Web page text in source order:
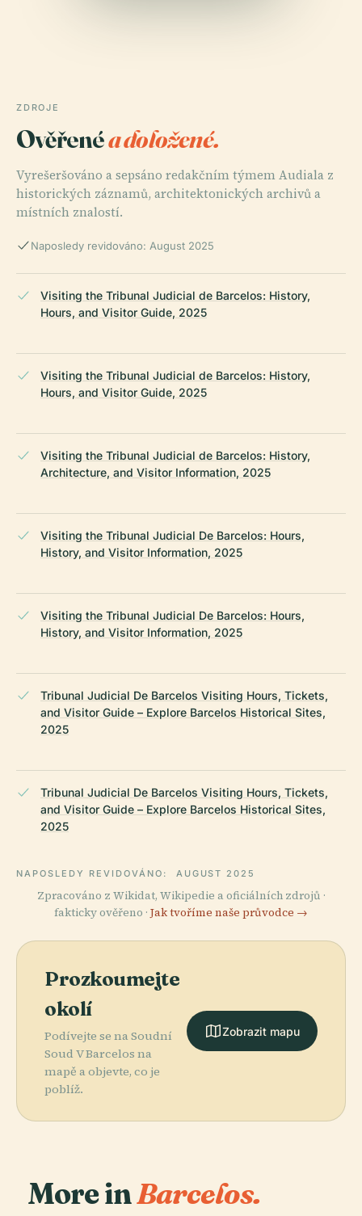
ZDROJE
Ověřenéa doložené.
Vyrešeršováno a sepsáno redakčním týmem Audiala z
historických záznamů, architektonických archivů a
místních znalostí.
Naposledy revidováno: August 2025
Visiting the Tribunal Judicial de Barcelos: History,
Hours, and Visitor Guide, 2025
Visiting the Tribunal Judicial de Barcelos: History,
Hours, and Visitor Guide, 2025
Visiting the Tribunal Judicial de Barcelos: History,
Architecture, and Visitor Information, 2025
Visiting the Tribunal Judicial De Barcelos: Hours,
History, and Visitor Information, 2025
Visiting the Tribunal Judicial De Barcelos: Hours,
History, and Visitor Information, 2025
Tribunal Judicial De Barcelos Visiting Hours, Tickets,
and Visitor Guide – Explore Barcelos Historical Sites,
2025
Tribunal Judicial De Barcelos Visiting Hours, Tickets,
and Visitor Guide – Explore Barcelos Historical Sites,
2025
NAPOSLEDY REVIDOVÁNO: AUGUST 2025
Zpracováno z Wikidat, Wikipedie a oficiálních zdrojů ·
fakticky ověřeno · Jak tvoříme naše průvodce →
Prozkoumejte
okolí
Podívejte se na Soudní
Soud V Barcelos na
mapě a objevte, co je
poblíž.
Zobrazit mapu
More inBarcelos.